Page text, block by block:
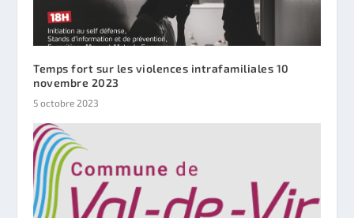
Temps fort sur les violences intrafamiliales 10
novembre 2023
5 octobre 2023